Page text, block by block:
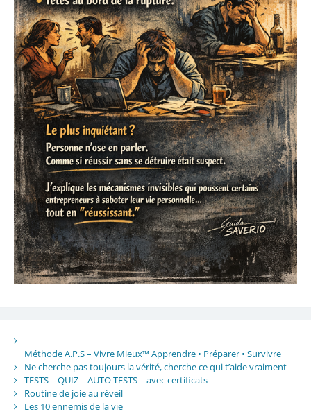
Méthode A.P.S – Vivre Mieux™ Apprendre • Préparer • Survivre
Ne cherche pas toujours la vérité, cherche ce qui t’aide vraiment
TESTS – QUIZ – AUTO TESTS – avec certificats
Routine de joie au réveil
Les 10 ennemis de la vie